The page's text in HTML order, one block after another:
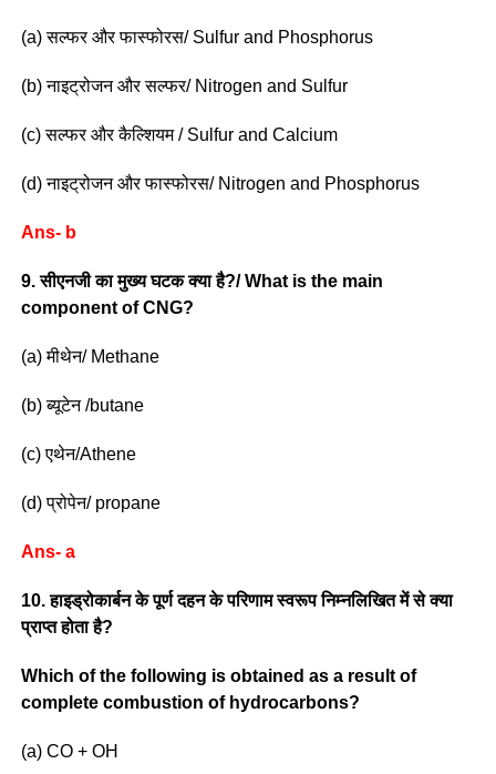
(a) सल्फर और फास्फोरस/ Sulfur and Phosphorus
(b) नाइट्रोजन और सल्फर/ Nitrogen and Sulfur
(c) सल्फर और कैल्शियम / Sulfur and Calcium
(d) नाइट्रोजन और फास्फोरस/ Nitrogen and Phosphorus
Ans- b
9. सीएनजी का मुख्य घटक क्या है?/ What is the main
component of CNG?
(a) मीथेन/ Methane
(b) ब्यूटेन /butane
(c) एथेन/Athene
(d) प्रोपेन/ propane
Ans- a
10. हाइड्रोकार्बन के पूर्ण दहन के परिणाम स्वरूप निम्नलिखित में से क्या
प्राप्त होता है?
Which of the following is obtained as a result of
complete combustion of hydrocarbons?
(a) CO + OH